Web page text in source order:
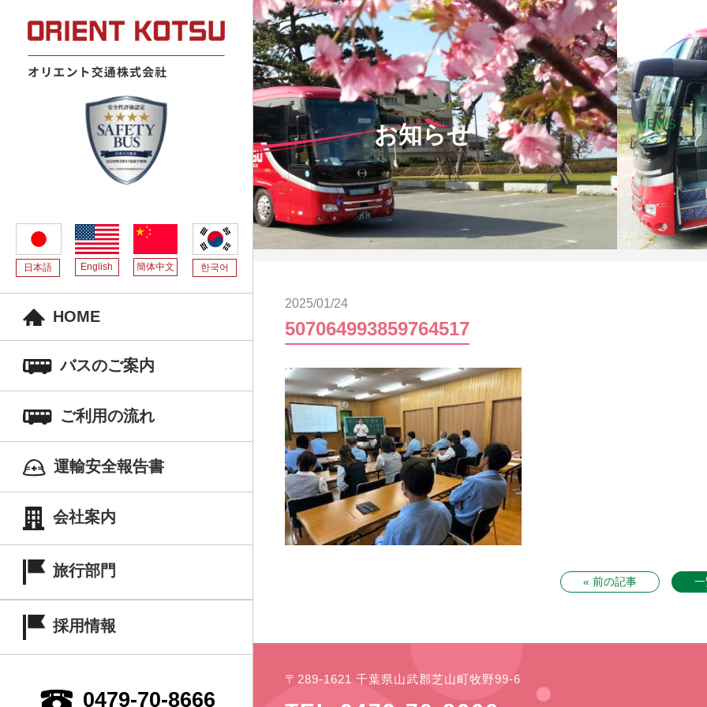
日本語 English 簡体中文 한국어
HOME
バスのご案内
ご利用の流れ
運輸安全報告書
会社案内
旅行部門
採用情報
0479-70-8666
お知らせ NEWS
2025/01/24
507064993859764517
« 前の記事
〒289-1621 千葉県山武郡芝山町牧野99-6